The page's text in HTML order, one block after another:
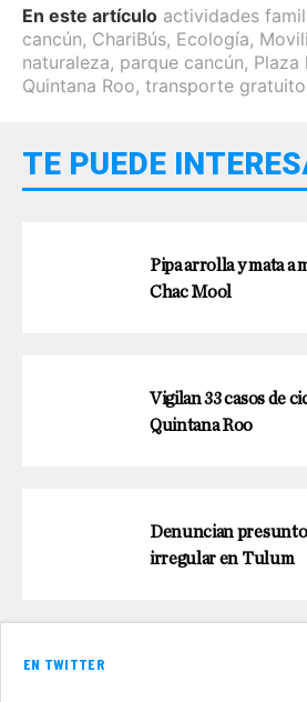
En este artículo actividades
cancún, ChariBús, Ecología,
naturaleza, parque cancún, Plaza
Quintana Roo, transporte gratuito
TE PUEDE
Pipa arrolla y mata a
Chac Mool
Vigilan 33 casos de
Quintana Roo
Denuncian
irregular en Tulum
EN TWITTER